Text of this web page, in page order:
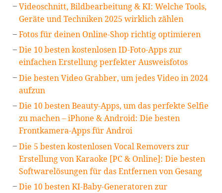
Videoschnitt, Bildbearbeitung & KI: Welche Tools,
Geräte und Techniken 2025 wirklich zählen
Fotos für deinen Online-Shop richtig optimieren
Die 10 besten kostenlosen ID-Foto-Apps zur
einfachen Erstellung perfekter Ausweisfotos
Die besten Video Grabber, um jedes Video in 2024
aufzun
Die 10 besten Beauty-Apps, um das perfekte Selfie
zu machen – iPhone & Android: Die besten
Frontkamera-Apps für Androi
Die 5 besten kostenlosen Vocal Removers zur
Erstellung von Karaoke [PC & Online]: Die besten
Softwarelösungen für das Entfernen von Gesang
Die 10 besten KI-Baby-Generatoren zur